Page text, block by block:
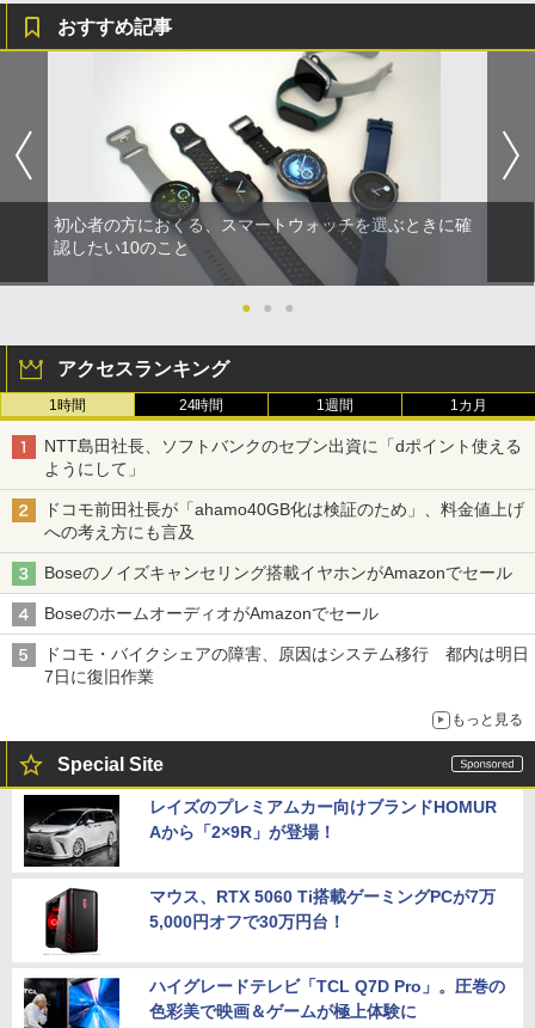
おすすめ記事
初心者の方におくる、スマートウォッチを選ぶときに確
認したい10のこと
● ● ●
アクセスランキング
1時間 24時間 1週間 1カ月
NTT島田社長、ソフトバンクのセブン出資に「dポイント使える
ようにして」
ドコモ前田社長が「ahamo40GB化は検証のため」、料金値上げ
への考え方にも言及
Boseのノイズキャンセリング搭載イヤホンがAmazonでセール
BoseのホームオーディオがAmazonでセール
ドコモ・バイクシェアの障害、原因はシステム移行 都内は明日
7日に復旧作業
もっと見る
Special Site
レイズのプレミアムカー向けブランドHOMUR
Aから「2×9R」が登場！
マウス、RTX 5060 Ti搭載ゲーミングPCが7万
5,000円オフで30万円台！
ハイグレードテレビ「TCL Q7D Pro」。圧巻の
色彩美で映画＆ゲームが極上体験に